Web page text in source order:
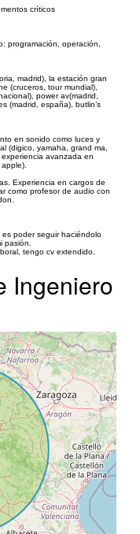
críticos
programación, operación,
madrid), la estación gran
(cruceros, tour mundial),
power av(madrid,
(madrid, españa), butlin’s
en sonido como luces y
(digico, yamaha, grand ma,
avanzada en
Experiencia en cargos de
como profesor de audio con
poder seguir haciéndolo
pasión.
tengo cv extendido.
Ingeniero